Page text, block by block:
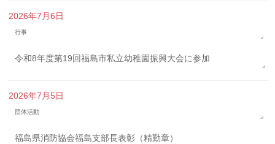
2026年7月6日
行事
令和8年度第19回福島市私立幼稚園振興大会に参加
2026年7月5日
団体活動
福島県消防協会福島支部長表彰（精勤章）